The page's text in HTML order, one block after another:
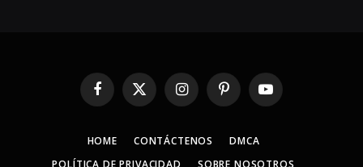
Facebook
X
InstagramPinterestYouTube
HOME CONTÁCTENOS
DMCA